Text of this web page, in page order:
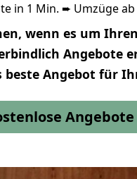
in 1 Min. ➨ Umzüge ab
wenn es um
Angebote
beste Angebot für